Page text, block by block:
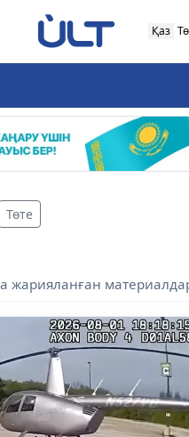
Қаз
Төте
жарияланған